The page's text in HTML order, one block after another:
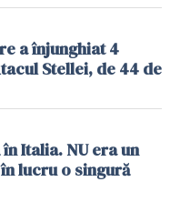
a înjunghiat 4
Stellei, de 44 de
Italia. NU era un
lucru o singură